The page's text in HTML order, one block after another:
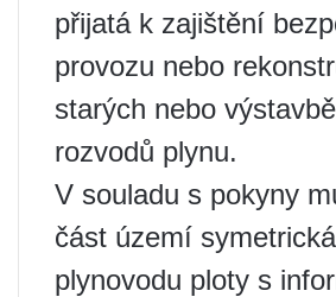
přijatá k zajištění
provozu nebo
starých nebo
rozvodů plynu.
V souladu s pokyny
část území
plynovodu ploty s